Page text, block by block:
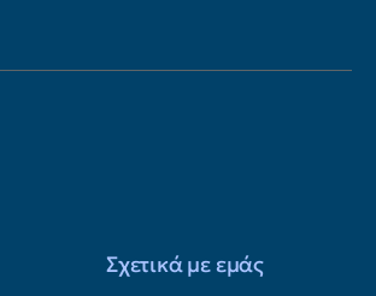
Σχετικά με εμάς